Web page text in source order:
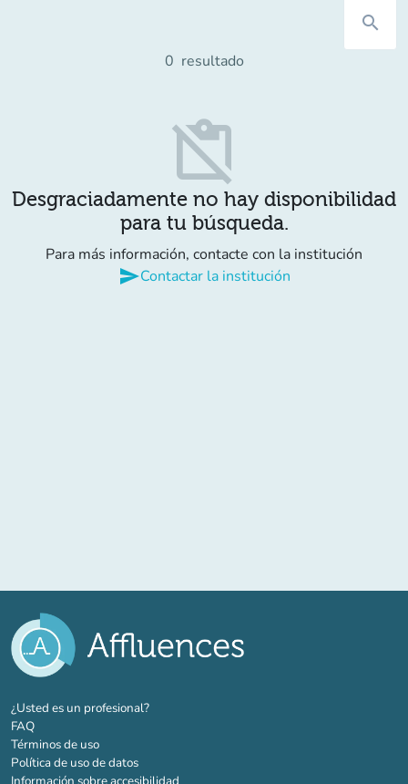
search
0 resultado
content_paste_off
Desgraciadamente no hay disponibilidad
para tu búsqueda.
Para más información, contacte con la institución
sendContactar la institución
¿Usted es un profesional?(nueva pestaña)
FAQ
Términos de uso
Política de uso de datos